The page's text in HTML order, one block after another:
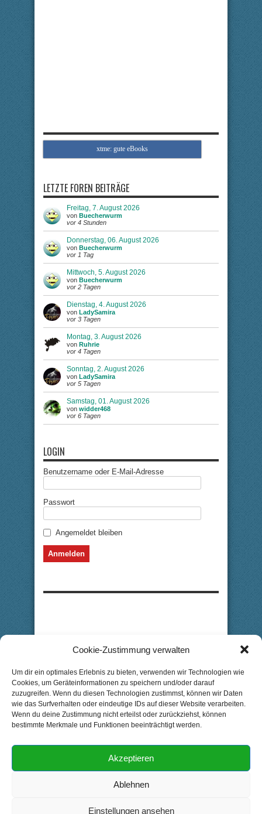
Cookie-Zustimmung verwalten
Um dir ein optimales Erlebnis zu bieten, verwenden wir Technologien wie
Cookies, um Geräteinformationen zu speichern und/oder darauf
zuzugreifen. Wenn du diesen Technologien zustimmst, können wir Daten
wie das Surfverhalten oder eindeutige IDs auf dieser Website verarbeiten.
Wenn du deine Zustimmung nicht erteilst oder zurückziehst, können
bestimmte Merkmale und Funktionen beeinträchtigt werden.
Akzeptieren
Ablehnen
Einstellungen ansehen
xtme: gute eBooks
LETZTE FOREN BEITRÄGE
Freitag, 7. August 2026
von Buecherwurm
vor 4 Stunden
Donnerstag, 06. August 2026
von Buecherwurm
vor 1 Tag
Mittwoch, 5. August 2026
von Buecherwurm
vor 2 Tagen
Dienstag, 4. August 2026
von LadySamira
vor 3 Tagen
Montag, 3. August 2026
von Ruhrie
vor 4 Tagen
Sonntag, 2. August 2026
von LadySamira
vor 5 Tagen
Samstag, 01. August 2026
von widder468
vor 6 Tagen
LOGIN
Benutzername oder E-Mail-Adresse
Passwort
Angemeldet bleiben